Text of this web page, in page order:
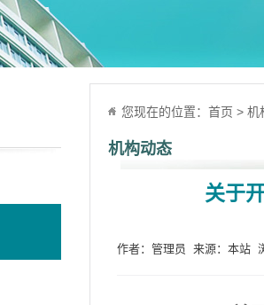
您现在的位置： 首页 > 机
机构动态
关于
作者：管理员 来源：本站